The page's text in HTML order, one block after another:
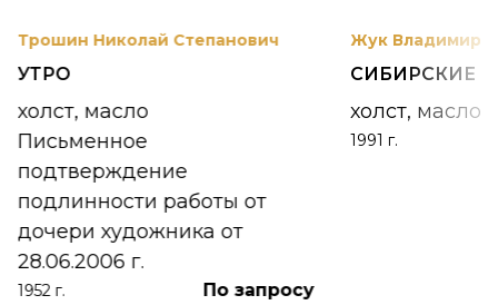
Трошин Николай Степанович
УТРО
холст, масло
Письменное
подтверждение
подлинности работы от
дочери художника от
28.06.2006 г.
1952 г. По запросу
Жук Владимир
СИБИРСКИЕ
холст, масло
1991 г.